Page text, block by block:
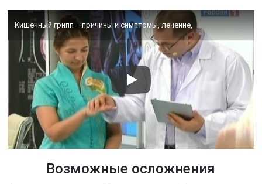
Кишечный грипп – причины и симптомы, лечение,
Возможные осложнения